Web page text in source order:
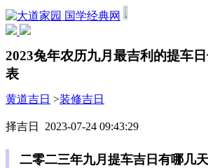
国学经典网
2023兔年农历九月最吉利的提车
表
黄道吉日 >装修吉日
择吉日 2023-07-24 09:43:29
二零二三年九月提车吉日有哪几天